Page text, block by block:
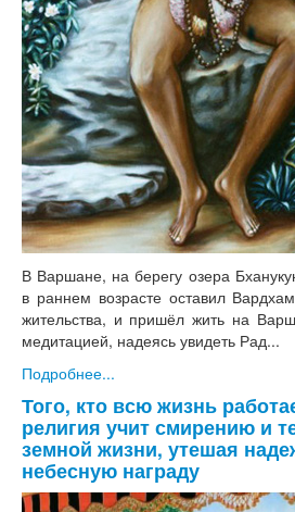
В Варшане, на берегу озера
в раннем возрасте оставил
жительства, и пришёл жить на
медитацией, надеясь увидеть Рад...
Подробнее...
Того, кто всю жизнь
религия учит смирению и
земной жизни, утешая
небесную награду